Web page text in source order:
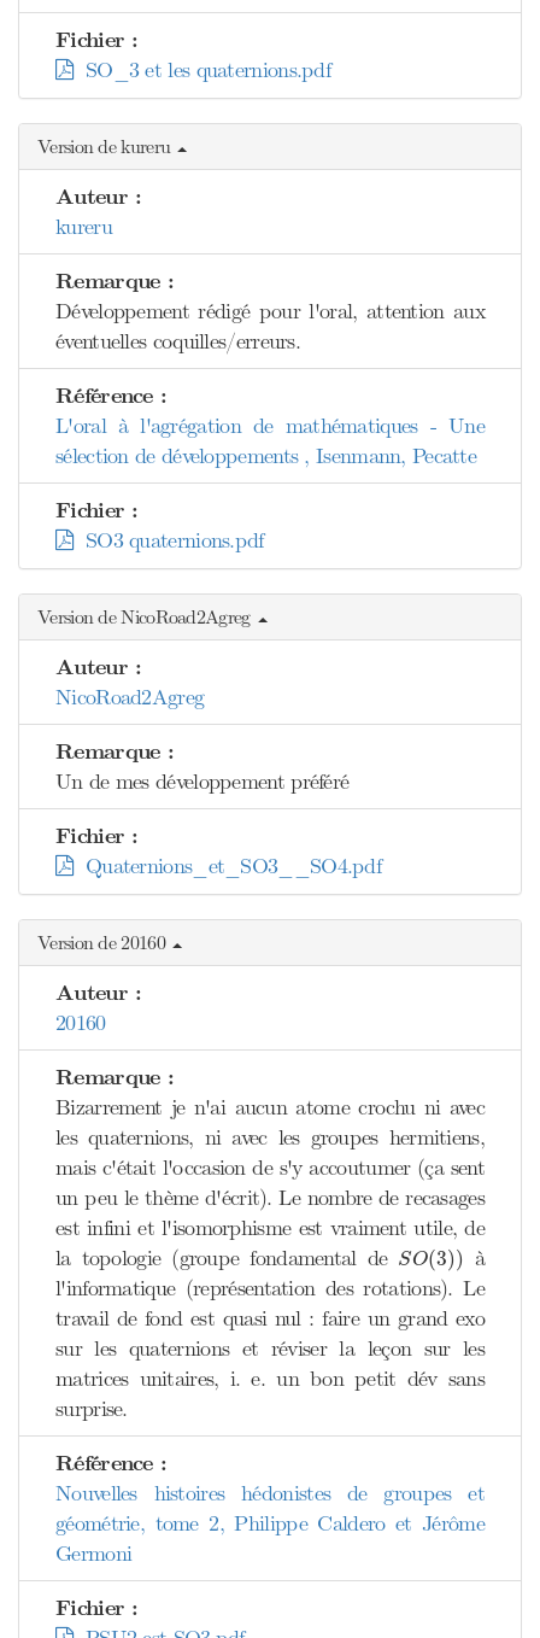
Fichier :
SO_3 et les quaternions.pdf
Version de kureru
Auteur :
kureru
Remarque :
Développement rédigé pour l'oral, attention aux
éventuelles coquilles/erreurs.
Référence :
L'oral à l'agrégation de mathématiques - Une
sélection de développements , Isenmann, Pecatte
Fichier :
SO3 quaternions.pdf
Version de NicoRoad2Agreg
Auteur :
NicoRoad2Agreg
Remarque :
Un de mes développement préféré
Fichier :
Quaternions_et_SO3__SO4.pdf
Version de 20160
Auteur :
20160
Remarque :
Bizarrement je n'ai aucun atome crochu ni avec
les quaternions, ni avec les groupes hermitiens,
mais c'était l'occasion de s'y accoutumer (ça sent
un peu le thème d'écrit). Le nombre de recasages
est infini et l'isomorphisme est vraiment utile, de
la topologie (groupe fondamental de SO(3))
SO(3)) à
l'informatique (représentation des rotations). Le
travail de fond est quasi nul : faire un grand exo
sur les quaternions et réviser la leçon sur les
matrices unitaires, i. e. un bon petit dév sans
surprise.
Référence :
Nouvelles histoires hédonistes de groupes et
géométrie, tome 2, Philippe Caldero et Jérôme
Germoni
Fichier :